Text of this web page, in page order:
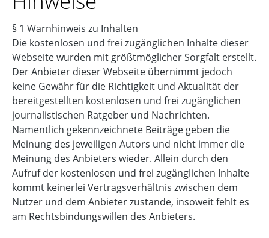
§ 1 Warnhinweis zu Inhalten
Die kostenlosen und frei zugänglichen Inhalte dieser
Webseite wurden mit größtmöglicher Sorgfalt erstellt.
Der Anbieter dieser Webseite übernimmt jedoch
keine Gewähr für die Richtigkeit und Aktualität der
bereitgestellten kostenlosen und frei zugänglichen
journalistischen Ratgeber und Nachrichten.
Namentlich gekennzeichnete Beiträge geben die
Meinung des jeweiligen Autors und nicht immer die
Meinung des Anbieters wieder. Allein durch den
Aufruf der kostenlosen und frei zugänglichen Inhalte
kommt keinerlei Vertragsverhältnis zwischen dem
Nutzer und dem Anbieter zustande, insoweit fehlt es
am Rechtsbindungswillen des Anbieters.